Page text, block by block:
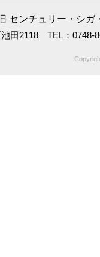
センチュリー・シガ
池田2118 TEL：0748-